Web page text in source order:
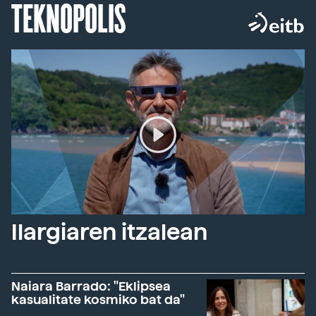
TEKNOPOLIS
Ilargiaren itzalean
Naiara Barrado: "Eklipsea
kasualitate kosmiko bat da"